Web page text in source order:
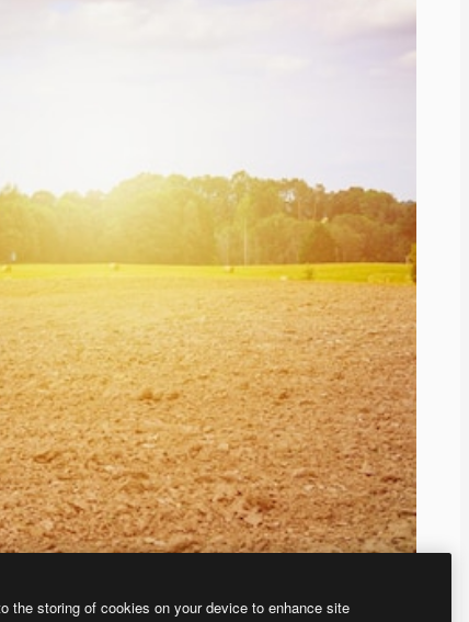
the storing of cookies on your device to enhance site